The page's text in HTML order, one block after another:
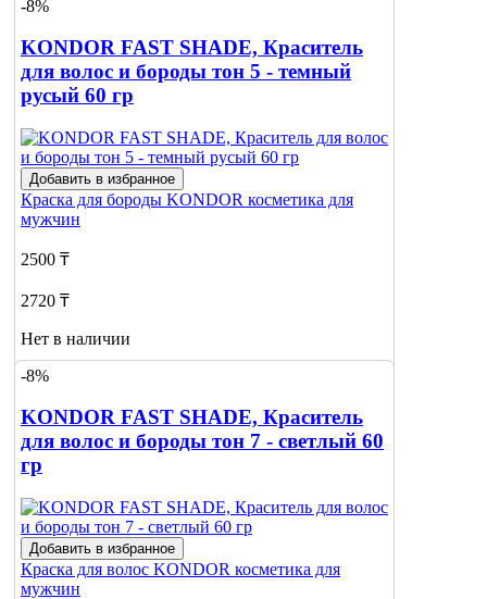
-8%
KONDOR FAST SHADE, Краситель
для волос и бороды тон 5 - темный
русый 60 гр
Добавить в избранное
Краска для бороды KONDOR косметика для
мужчин
2500 ₸
2720 ₸
Нет в наличии
Сообщить
-8%
KONDOR FAST SHADE, Краситель
для волос и бороды тон 7 - светлый 60
гр
Добавить в избранное
Краска для волос KONDOR косметика для
мужчин